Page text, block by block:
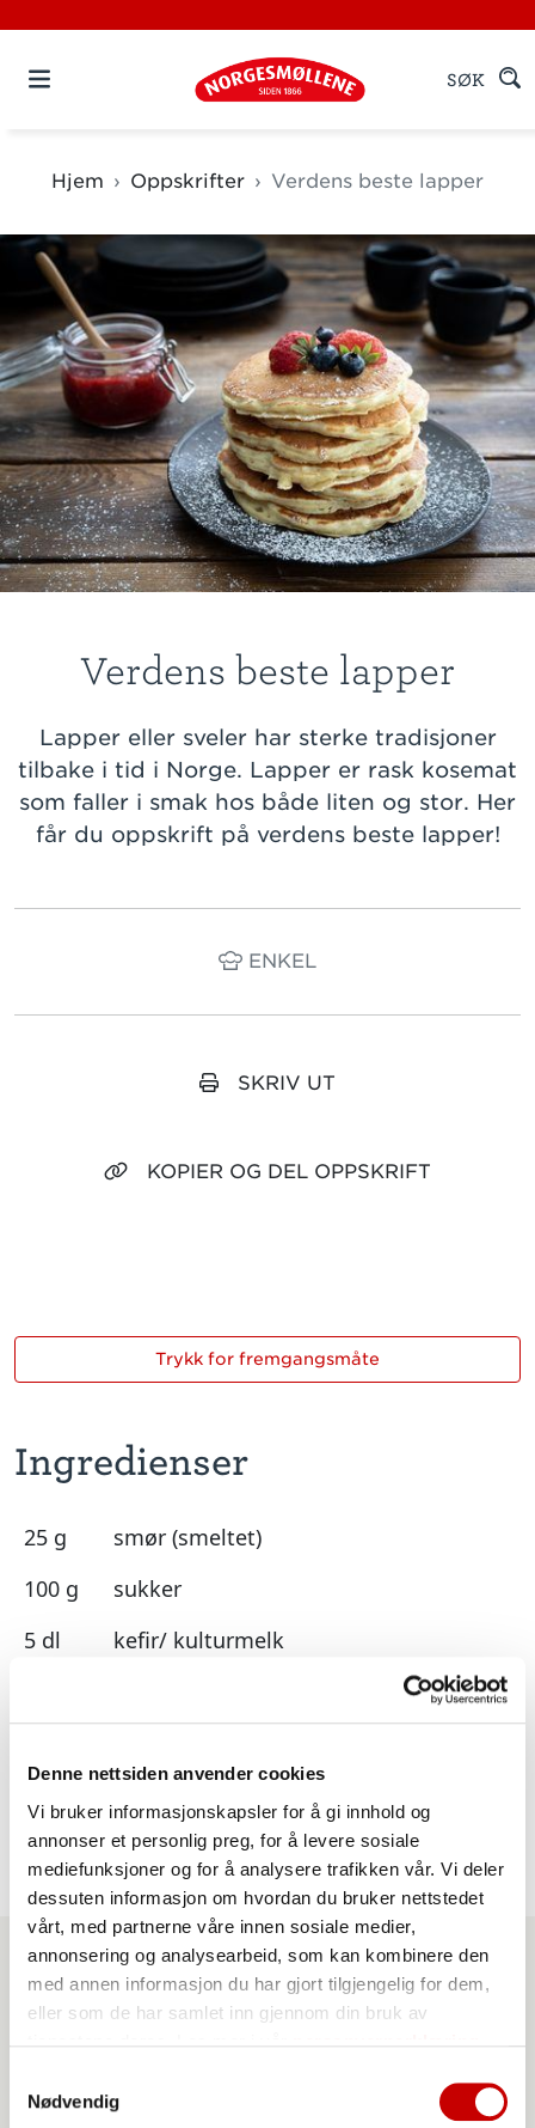
Denne nettsiden anvender cookies
Vi bruker informasjonskapsler for å gi innhold og
annonser et personlig preg, for å levere sosiale
mediefunksjoner og for å analysere trafikken vår. Vi deler
dessuten informasjon om hvordan du bruker nettstedet
vårt, med partnerne våre innen sosiale medier,
annonsering og analysearbeid, som kan kombinere den
med annen informasjon du har gjort tilgjengelig for dem,
eller som de har samlet inn gjennom din bruk av
Nødvendig
SØK
Hjem Oppskrifter Verdens beste lapper
Verdens beste lapper
Lapper eller sveler har sterke tradisjoner
tilbake i tid i Norge. Lapper er rask kosemat
som faller i smak hos både liten og stor. Her
får du oppskrift på verdens beste lapper!
ENKEL
SKRIV UT
KOPIER OG DEL OPPSKRIFT
Ingredienser
25 g
smør (smeltet)
100 g
sukker
5 dl
kefir/ kulturmelk
Trykk for fremgangsmåte
Produkter du kan benytte